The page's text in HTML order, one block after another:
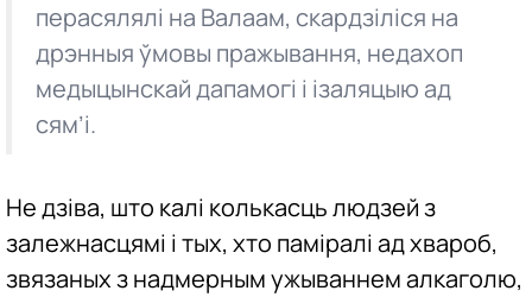
перасялялі на Валаам, скардзіліся на
дрэнныя ўмовы пражывання, недахоп
медыцынскай дапамогі і ізаляцыю ад
сям’і.
Не дзіва, што калі колькасць людзей з
залежнасцямі і тых, хто паміралі ад хвароб,
звязаных з надмерным ужываннем алкаголю,